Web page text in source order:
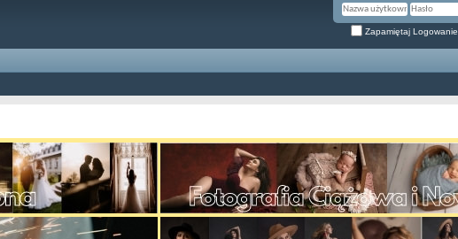
Zapamiętaj Logowanie